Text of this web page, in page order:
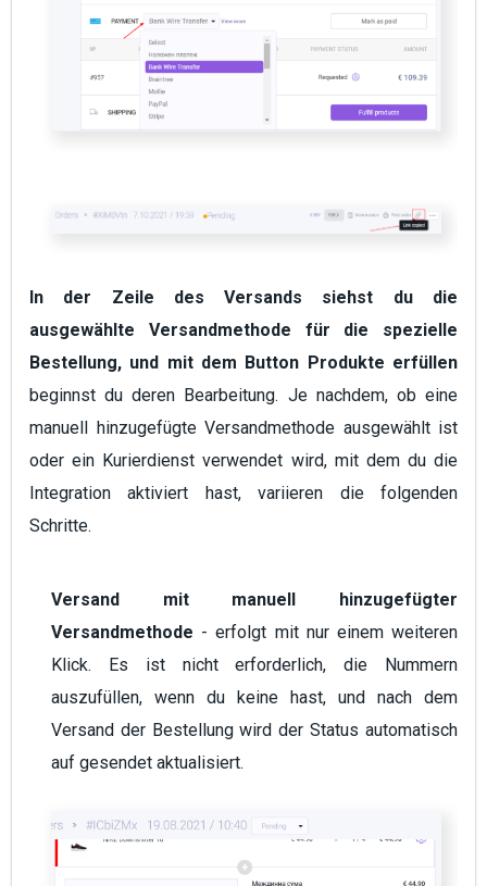
In der Zeile des Versands siehst du die
ausgewählte Versandmethode für die spezielle
Bestellung, und mit dem Button Produkte erfüllen
beginnst du deren Bearbeitung. Je nachdem, ob eine
manuell hinzugefügte Versandmethode ausgewählt ist
oder ein Kurierdienst verwendet wird, mit dem du die
Integration aktiviert hast, variieren die folgenden
Schritte.
Versand mit manuell hinzugefügter
Versandmethode - erfolgt mit nur einem weiteren
Klick. Es ist nicht erforderlich, die Nummern
auszufüllen, wenn du keine hast, und nach dem
Versand der Bestellung wird der Status automatisch
auf gesendet aktualisiert.